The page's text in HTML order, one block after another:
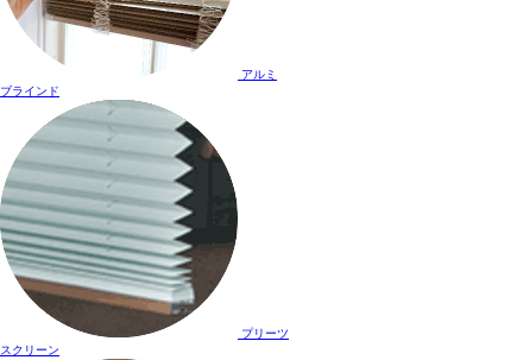
アルミ
ブラインド
プリーツ
スクリーン